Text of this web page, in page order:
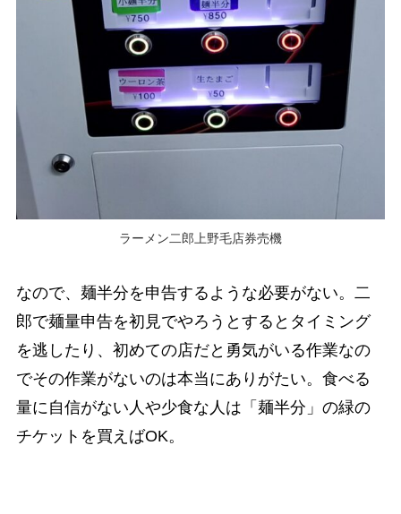
ラーメン二郎上野毛店券売機
なので、麺半分を申告するような必要がない。二
郎で麺量申告を初見でやろうとするとタイミング
を逃したり、初めての店だと勇気がいる作業なの
でその作業がないのは本当にありがたい。食べる
量に自信がない人や少食な人は「麺半分」の緑の
チケットを買えばOK。